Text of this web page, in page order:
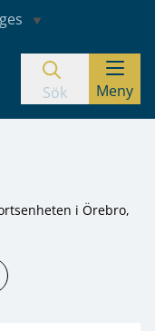
Sök Meny
i Örebro,